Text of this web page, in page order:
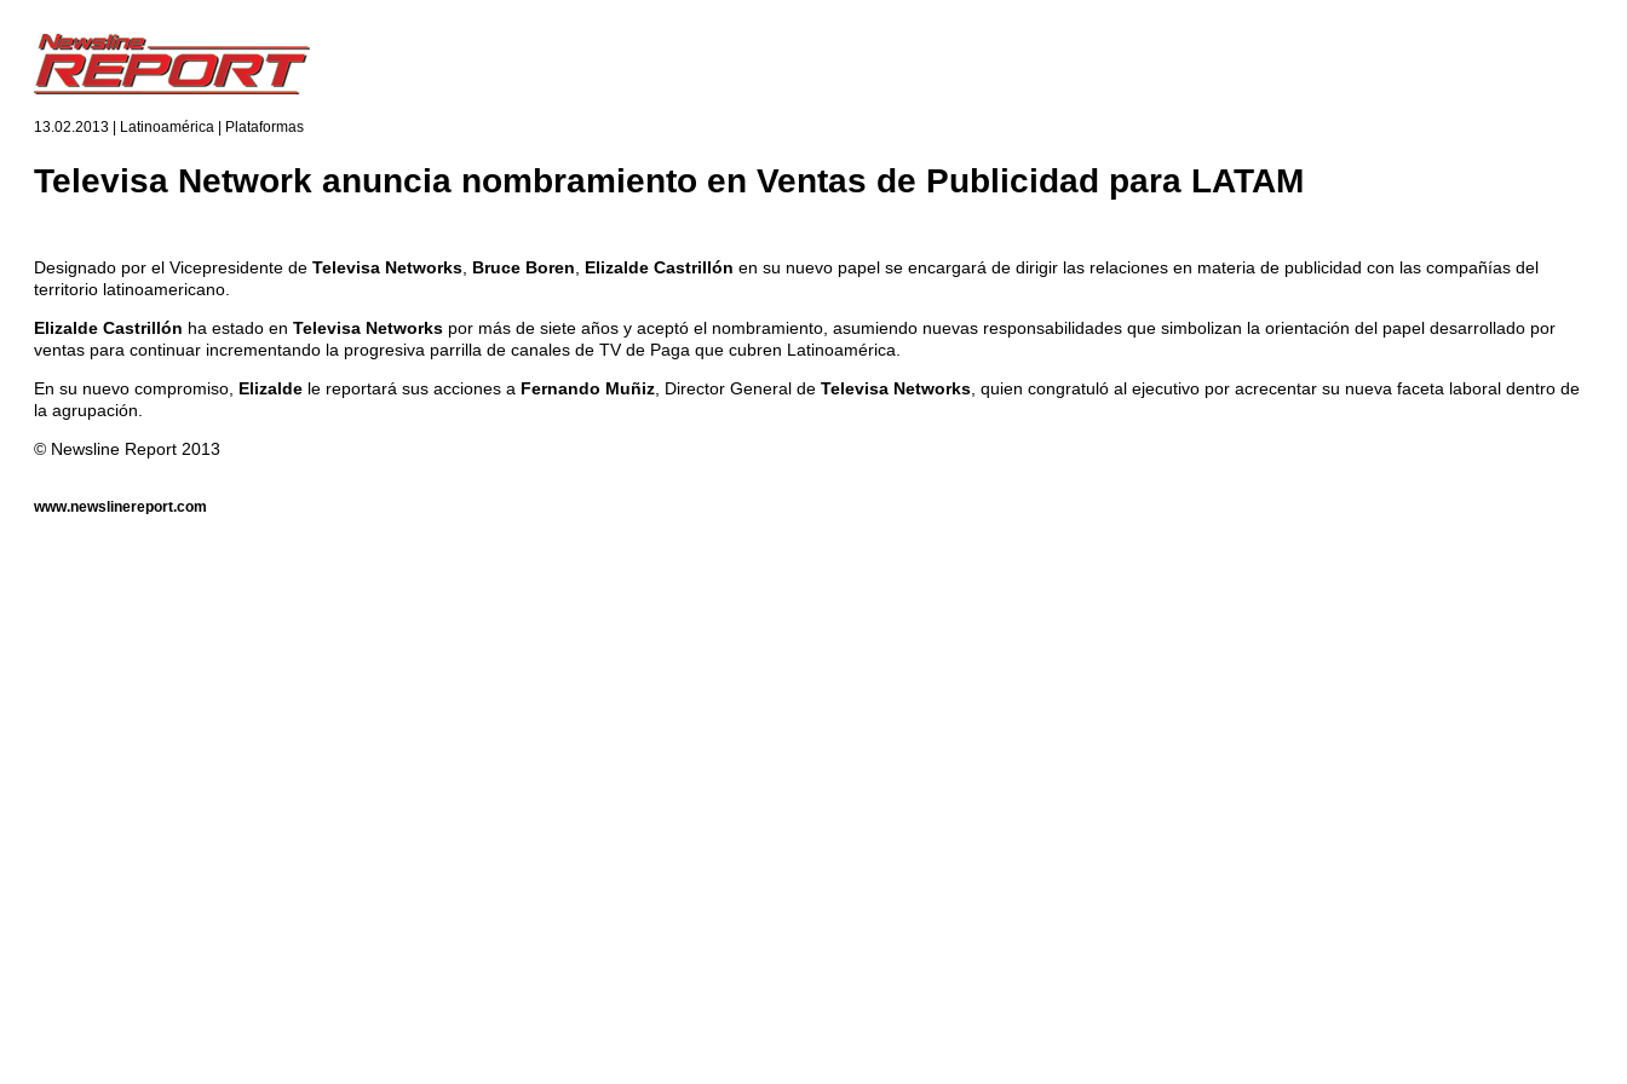
13.02.2013 | Latinoamérica | Plataformas
Televisa Network anuncia nombramiento en Ventas de Publicidad para LATAM
Designado por el Vicepresidente de Televisa Networks Bruce Boren Elizalde Castrillón en su nuevo papel se encargará de dirigir las relaciones en materia de publicidad con las compañías del
territorio latinoamericano.
Elizalde Castrillón ha estado en Televisa Networks por más de siete años y aceptó el nombramiento, asumiendo nuevas responsabilidades que simbolizan la orientación del papel desarrollado por
ventas para continuar incrementando la progresiva parrilla de canales de TV de Paga que cubren Latinoamérica.
En su nuevo compromiso, Elizalde le reportará sus acciones a Fernando Muñiz , Director General de Televisa Networks , quien congratuló al ejecutivo por acrecentar su nueva faceta laboral dentro de
la agrupación.
© Newsline Report 2013
www.newslinereport.com